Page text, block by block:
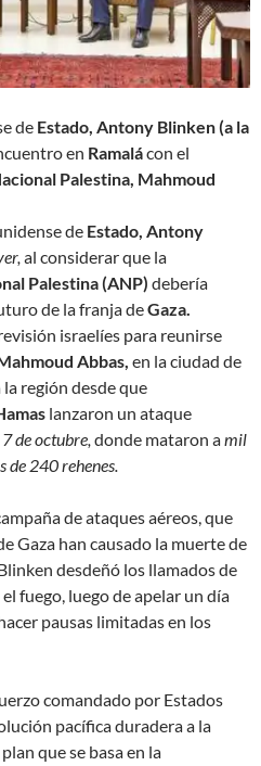
de Estado, Antony Blinken (a la
en Ramalácon el
Palestina, Mahmoud
de Estado, Antony
al considerar que la
Palestina (ANP) debería
de la franja deGaza.
israelíes para reunirse
Abbas, en la ciudad de
la región desde que
lanzaron un ataque
7 de octubre, donde mataron amil
de 240 rehenes.
de ataques aéreos, que
Gaza han causado la muerte de
desdeñó los llamados de
fuego, luego de apelar un día
pausas limitadas en los
comandado por Estados
pacífica duradera a la
que se basa en la